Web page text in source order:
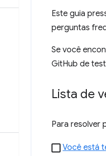
Este guia
perguntas
Se você
GitHub de
Lista de
Para resolver
Você está